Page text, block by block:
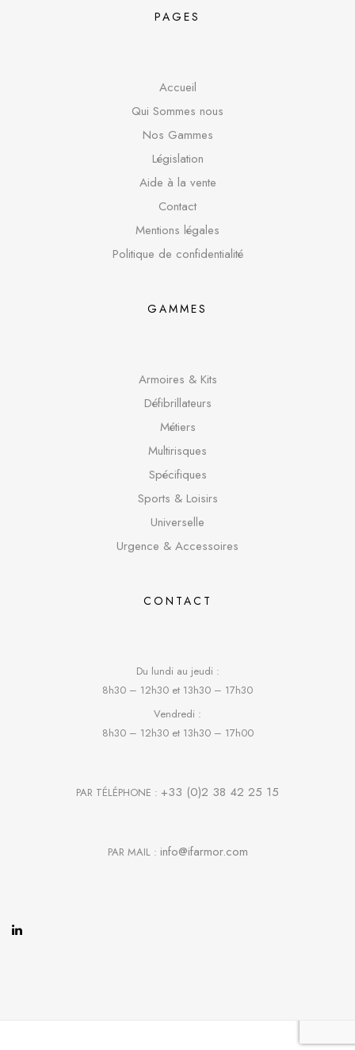
PAGES
Accueil
Qui Sommes nous
Nos Gammes
Législation
Aide à la vente
Contact
Mentions légales
Politique de confidentialité
GAMMES
Armoires & Kits
Défibrillateurs
Métiers
Multirisques
Spécifiques
Sports & Loisirs
Universelle
Urgence & Accessoires
CONTACT
Du lundi au jeudi :
8h30 – 12h30 et 13h30 – 17h30
Vendredi :
8h30 – 12h30 et 13h30 – 17h00
PAR TÉLÉPHONE : +33 (0)2 38 42 25 15
PAR MAIL : info@ifarmor.com